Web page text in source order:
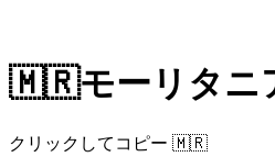
🇲🇷モーリタニ
クリックしてコピー 🇲🇷